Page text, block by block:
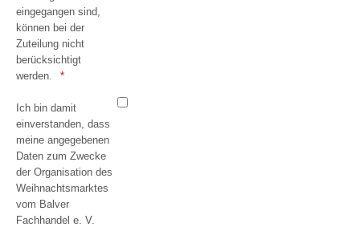
eingegangen sind,
können bei der
Zuteilung nicht
berücksichtigt
werden.
Ich bin damit
einverstanden, dass
meine angegebenen
Daten zum Zwecke
der Organisation des
Weihnachtsmarktes
vom Balver
Fachhandel e. V.